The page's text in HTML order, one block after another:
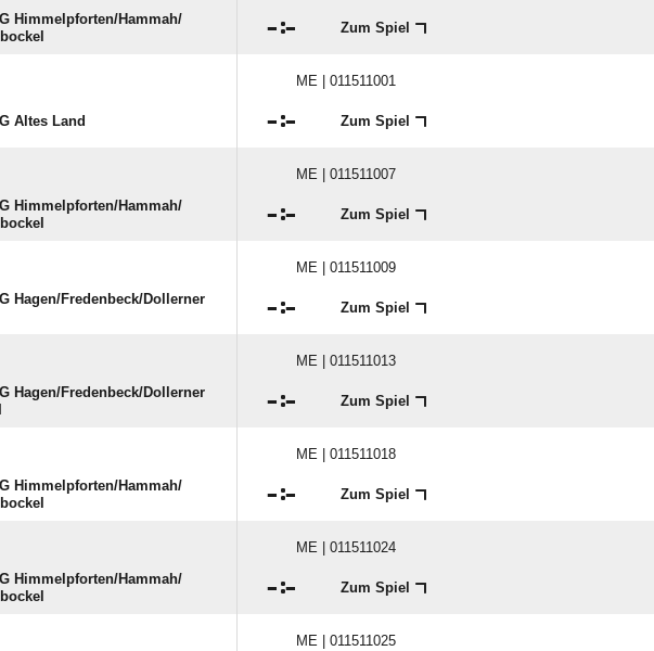
Himmelpforten/​Hammah/​
: Zum Spiel
ME | 011511001
Altes Land : Zum Spiel
ME | 011511007
Himmelpforten/​Hammah/​
: Zum Spiel
ME | 011511009
Hagen/​Fredenbeck/​Dollerner
: Zum Spiel
ME | 011511013
Hagen/​Fredenbeck/​Dollerner
: Zum Spiel
ME | 011511018
Himmelpforten/​Hammah/​
: Zum Spiel
ME | 011511024
Himmelpforten/​Hammah/​
: Zum Spiel
ME | 011511025